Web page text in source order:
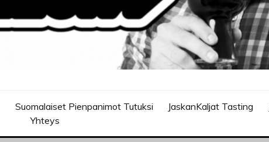
Suomalaiset Pienpanimot Tutuksi JaskanKaljat Tasting
Yhteys